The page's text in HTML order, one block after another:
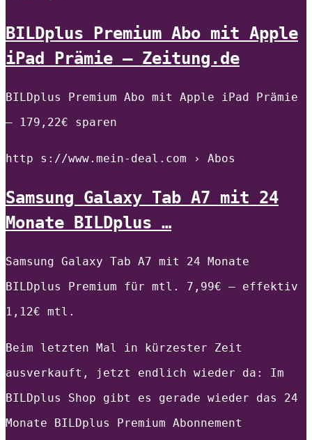
BILDplus Premium Abo mit Apple
iPad Prämie – Zeitung.de
BILDplus Premium Abo mit Apple iPad Prämie
– 179,22€ sparen
http s://www.mein-deal.com › Abos
Samsung Galaxy Tab A7 mit 24
Monate BILDplus …
Samsung Galaxy Tab A7 mit 24 Monate
BILDplus Premium für mtl. 7,99€ – effektiv
1,12€ mtl.
Beim letzten Mal in kürzester Zeit
ausverkauft, jetzt endlich wieder da: Im
BILDplus Shop gibt es gerade wieder das 24
Monate BILDplus Premium Abonnement